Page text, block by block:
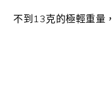
不到13克的極輕重量